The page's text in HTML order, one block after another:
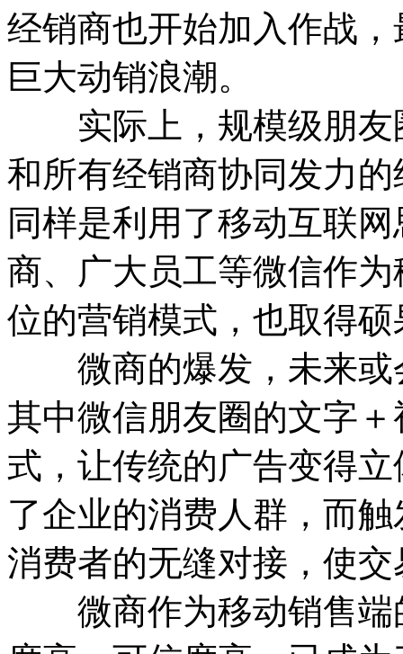
经销商也开始加入作战
巨大动销浪潮。
实际上，规模级朋友
和所有经销商协同发力
同样是利用了移动互联
商、广大员工等微信作
位的营销模式，也取得硕
微商的爆发，未来或
其中微信朋友圈的文字
式，让传统的广告变得
了企业的消费人群，而
消费者的无缝对接，使
微商作为移动销售端